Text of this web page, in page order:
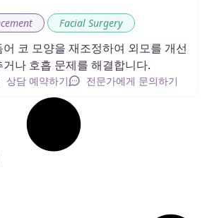
Facial Surgery
코 모양을 재조정하여 외모를 개선
나 호흡 문제를 해결합니다.
상담 예약하기 전문가에게 문의하기